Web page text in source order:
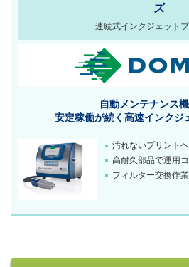
ズ
連続式インクジェット
自動メンテナンス
安定稼働が続く 高速インクジ
汚れないプリント
高耐久部品で運用
フィルター交換作